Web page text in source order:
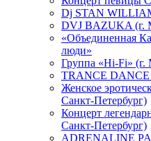
Dj STAN
DVJ BAZUKA (г.
«Объединенная
люди»
Группа «Hi-Fi» (г.
TRANCE DANCE
Женское
Санкт-Петербург)
Концерт
Санкт-Петербург)
ADRENALINE